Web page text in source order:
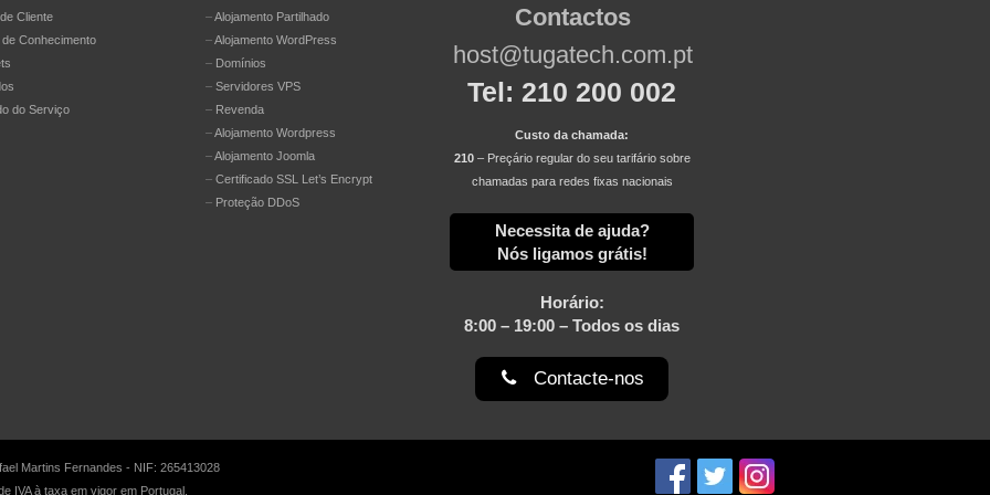
Cliente
Conhecimento
do Serviço
–Alojamento Partilhado
–Alojamento WordPress
– Domínios
– Servidores VPS
– Revenda
–Alojamento Wordpress
–Alojamento Joomla
– Certificado SSL Let’s Encrypt
– Proteção DDoS
Contactos
host@tugatech.com.pt
Tel: 210 200 002
Custo da chamada:
210– Preçário regular do seu tarifário sobre
chamadas para redes fixas nacionais
Necessita de ajuda?
Nós ligamos grátis!
Horário:
8:00 – 19:00 – Todos os dias
Contacte-nos
Martins Fernandes - NIF: 265413028
IVA à taxa em vigor em Portugal.